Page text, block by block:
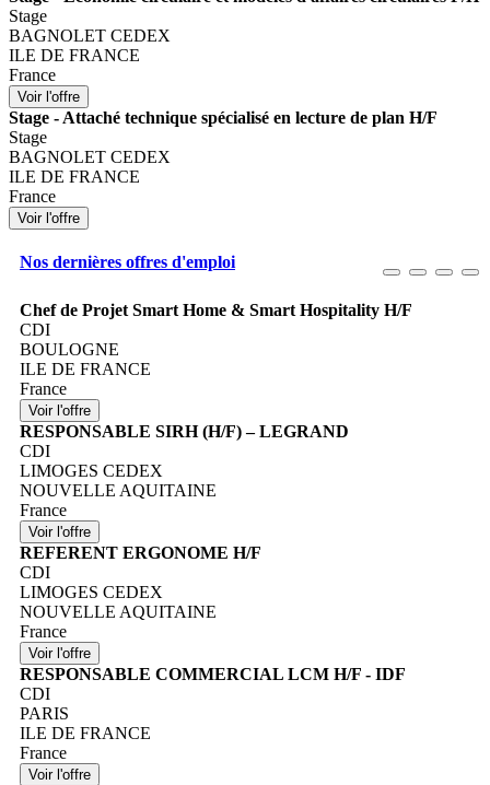
Stage
BAGNOLET CEDEX
ILE DE FRANCE
France
Stage - Attaché technique spécialisé en lecture de plan H/F
Stage
BAGNOLET CEDEX
ILE DE FRANCE
France
Nos dernières offres d'emploi
Chef de Projet Smart Home & Smart Hospitality H/F
CDI
BOULOGNE
ILE DE FRANCE
France
RESPONSABLE SIRH (H/F) – LEGRAND
CDI
LIMOGES CEDEX
NOUVELLE AQUITAINE
France
REFERENT ERGONOME H/F
CDI
LIMOGES CEDEX
NOUVELLE AQUITAINE
France
RESPONSABLE COMMERCIAL LCM H/F - IDF
CDI
PARIS
ILE DE FRANCE
France